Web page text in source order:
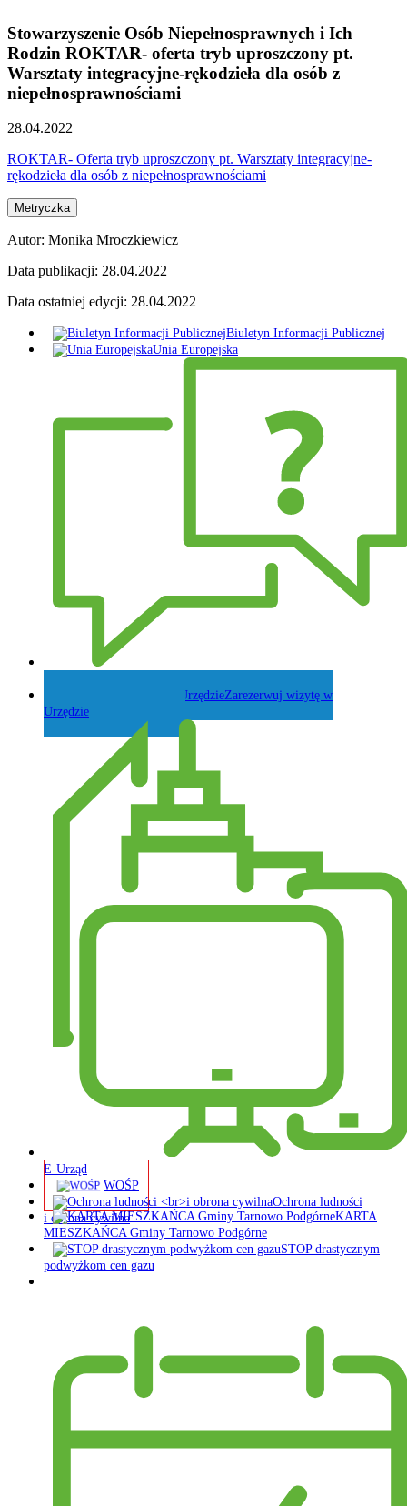
Stowarzyszenie Osób Niepełnosprawnych i Ich
Rodzin ROKTAR- oferta tryb uproszczony pt.
Warsztaty integracyjne-rękodzieła dla osób z
niepełnosprawnościami
28.04.2022
ROKTAR- Oferta tryb uproszczony pt. Warsztaty integracyjne-
rękodzieła dla osób z niepełnosprawnościami
Metryczka
Autor: Monika Mroczkiewicz
Data publikacji: 28.04.2022
Data ostatniej edycji: 28.04.2022
Biuletyn Informacji Publicznej
Unia Europejska
Zarezerwuj wizytę w
Urzędzie
E-Urząd
WOŚP
Ochrona ludności
i obrona cywilna
KARTA
MIESZKAŃCA Gminy Tarnowo Podgórne
STOP drastycznym
podwyżkom cen gazu